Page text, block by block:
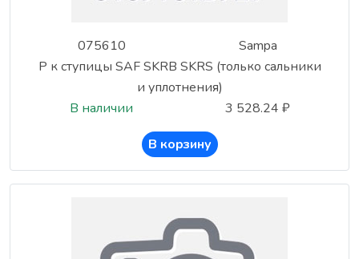
075610
Sampa
Р к ступицы SAF SKRB SKRS (только сальники
и уплотнения)
В наличии
3 528.24 ₽
В корзину